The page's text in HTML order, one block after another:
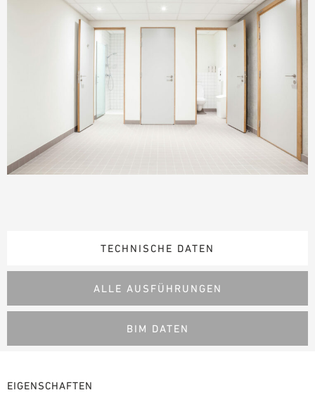
TECHNISCHE DATEN
ALLE AUSFÜHRUNGEN
BIM DATEN
EIGENSCHAFTEN